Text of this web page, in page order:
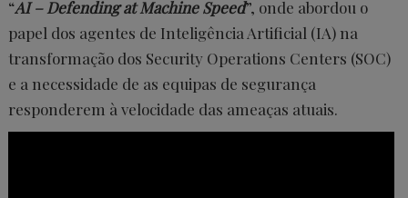
“AI – Defending at Machine Speed”, onde abordou o
papel dos agentes de Inteligência Artificial (IA) na
transformação dos Security Operations Centers (SOC)
e a necessidade de as equipas de segurança
responderem à velocidade das ameaças atuais.